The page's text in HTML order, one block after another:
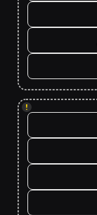
!